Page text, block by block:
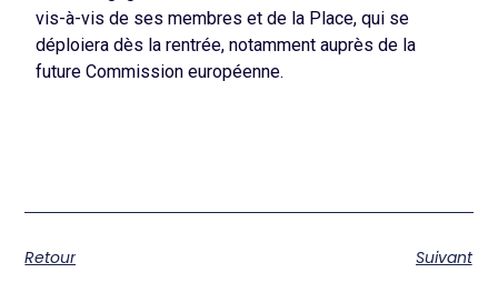
vis-à-vis de ses membres et de la Place, qui se
déploiera dès la rentrée, notamment auprès de la
future Commission européenne.
Retour Suivant